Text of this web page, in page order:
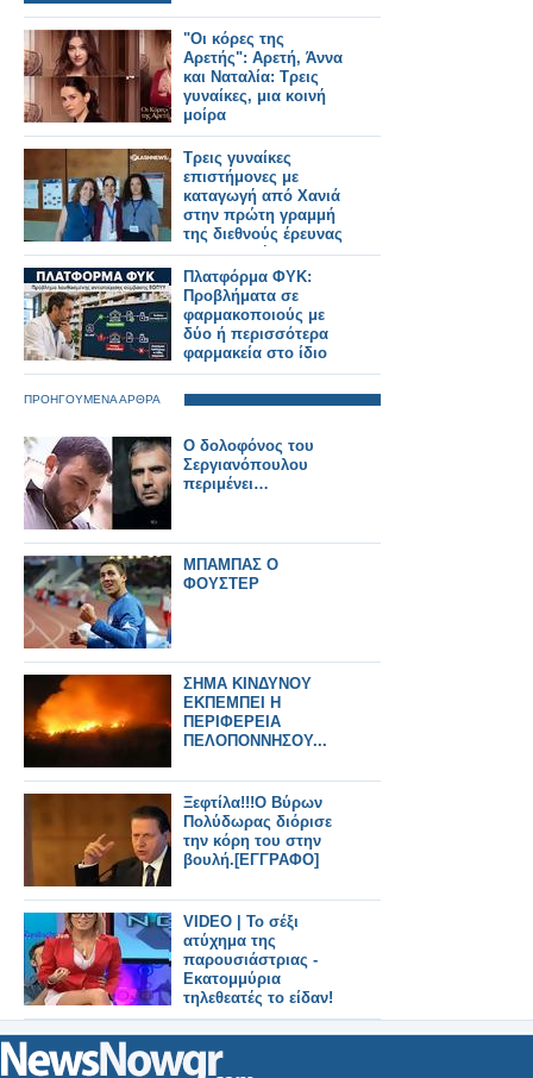
"Οι κόρες της
Αρετής": Αρετή, Άννα
και Ναταλία: Τρεις
γυναίκες, μια κοινή
μοίρα
Τρεις γυναίκες
επιστήμονες με
καταγωγή από Χανιά
στην πρώτη γραμμή
της διεθνούς έρευνας
στη φυσική
Πλατφόρμα ΦΥΚ:
Προβλήματα σε
φαρμακοποιούς με
δύο ή περισσότερα
φαρμακεία στο ίδιο
ΑΦΜ
ΠΡΟΗΓΟΥΜΕΝΑ ΑΡΘΡΑ
Ο δολοφόνος του
Σεργιανόπουλου
περιμένει…
ΜΠΑΜΠΑΣ Ο
ΦΟΥΣΤΕΡ
ΣΗΜΑ ΚΙΝΔΥΝΟΥ
ΕΚΠΕΜΠΕΙ Η
ΠΕΡΙΦΕΡΕΙΑ
ΠΕΛΟΠΟΝΝΗΣΟΥ...
Ξεφτίλα!!!Ο Βύρων
Πολύδωρας διόρισε
την κόρη του στην
βουλή.[ΕΓΓΡΑΦΟ]
VIDEO | Το σέξι
ατύχημα της
παρουσιάστριας -
Εκατομμύρια
τηλεθεατές το είδαν!